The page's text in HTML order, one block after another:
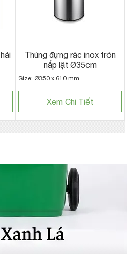
Thùng đựng rác inox tròn
nắp lật Ø35cm
Size: Ø350 x 610 mm
Xem Chi Tiết